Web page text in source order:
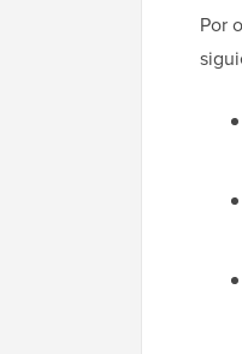
Por